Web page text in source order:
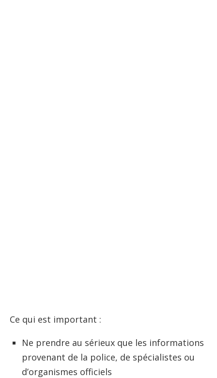
Ce qui est important :
Ne prendre au sérieux que les informations
provenant de la police, de spécialistes ou
d’organismes officiels